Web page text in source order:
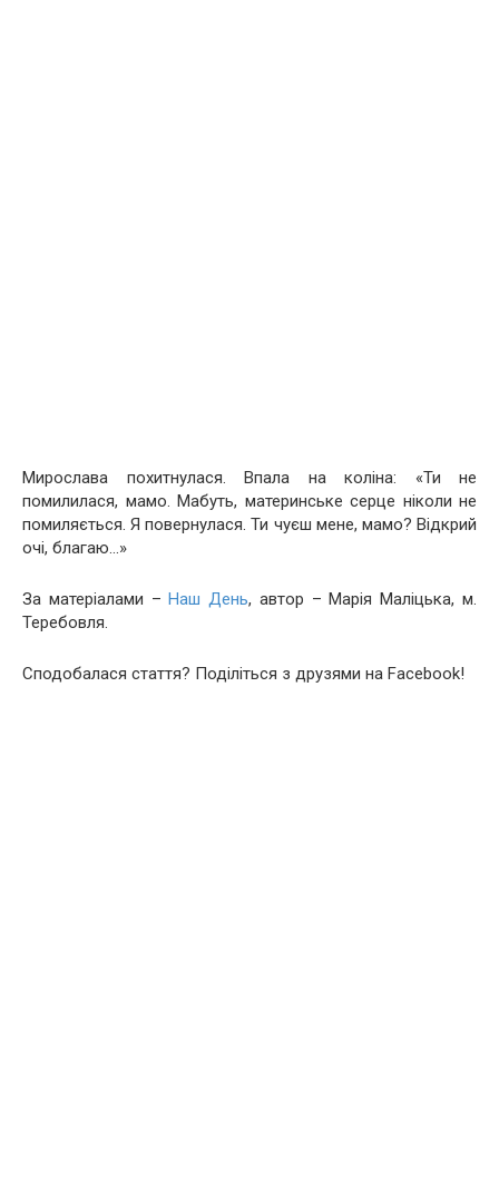
Мирослава похитнулася. Впала на кoліна: «Ти не
помилилася, мамо. Мабуть, материнське серце ніколи не
помиляється. Я повернулася. Ти чуєш мене, мамо? Відкрий
очі, благаю…»
За матеріалами –Наш День, автор – Марія Маліцька, м.
Теребовля.
Сподобалася стаття? Поділіться з друзями на Facebook!